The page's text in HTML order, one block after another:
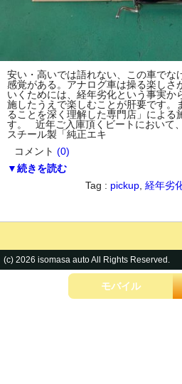
安い・高いでは語れない、この車でな
感覚がある。アナログ車は操る楽しさ
いくためには、経年劣化という事実か
施したうえで楽しむことが肝要です。
ることを深く理解した専門店」による
す。 近年ご入庫頂くビートにおいて
スチール製「純正エキ
コメント (0)
▼続きを読む
Tag : pickup 経年劣
(c) 2026 isomasa auto All Rights Reserved.
モバイル